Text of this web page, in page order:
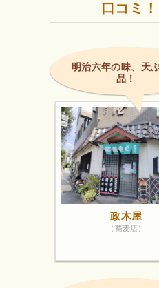
口コミ！
明治六年の味、天
品！
政木屋
（蕎麦店）